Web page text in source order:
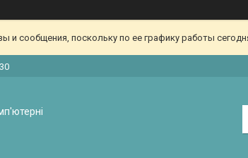
и сообщения, поскольку по ее графику работы